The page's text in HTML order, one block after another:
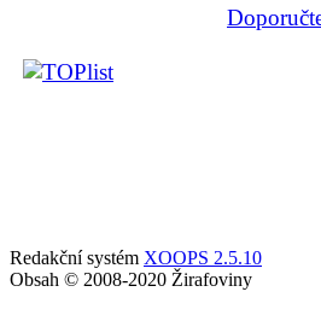
Redakční systém XOOPS 2.5.10
Obsah © 2008-2020 Žirafoviny